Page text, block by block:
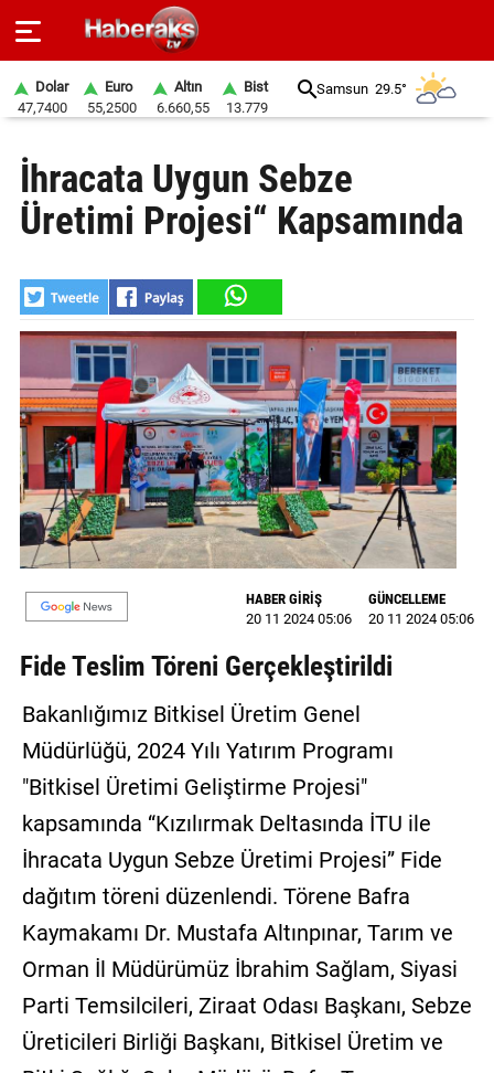
SPOR
YAŞAM
EKONOMİ
BELEDİYELER
SAĞLIK
SİYASET
EĞİTİM
GALERİ
VİDEO
YAZARLAR
BİZE
Künye
İletişim
Gizlilik
Sözleşmesi
Kullanıcı
Sözleşmesi
Dolar
47,7400
Euro
55,2500
Altın
6.660,55
Bist
13.779
Samsun 29.5°
İhracata Uygun Sebze
Üretimi Projesi“ Kapsamında
HABER GİRİŞ
20 11 2024 05:06
GÜNCELLEME
20 11 2024 05:06
Fide Teslim Töreni Gerçekleştirildi
Bakanlığımız Bitkisel Üretim Genel
Müdürlüğü, 2024 Yılı Yatırım Programı
"Bitkisel Üretimi Geliştirme Projesi"
kapsamında “Kızılırmak Deltasında İTU ile
İhracata Uygun Sebze Üretimi Projesi” Fide
dağıtım töreni düzenlendi. Törene Bafra
Kaymakamı Dr. Mustafa Altınpınar, Tarım ve
Orman İl Müdürümüz İbrahim Sağlam, Siyasi
Parti Temsilcileri, Ziraat Odası Başkanı, Sebze
Üreticileri Birliği Başkanı, Bitkisel Üretim ve